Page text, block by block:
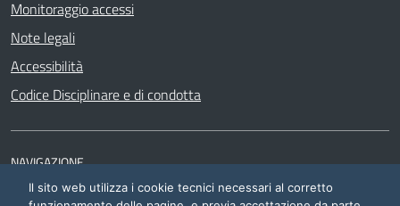
Monitoraggio accessi
Note legali
Accessibilità
Codice Disciplinare e di condotta
NAVIGAZIONE
Siti di interesse
Il sito web utilizza i cookie tecnici necessari al corretto